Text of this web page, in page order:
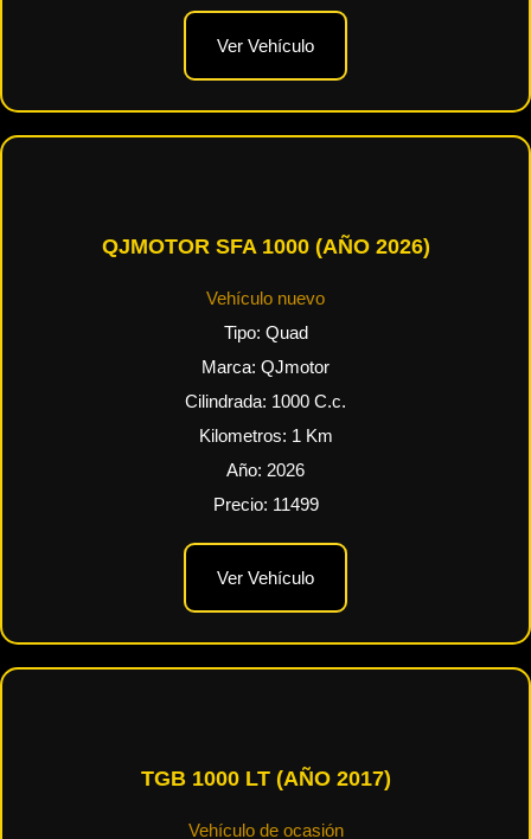
Ver Vehículo
QJMOTOR SFA 1000 (AÑO 2026)
Vehículo nuevo
Tipo: Quad
Marca: QJmotor
Cilindrada: 1000 C.c.
Kilometros: 1 Km
Año: 2026
Precio: 11499
Ver Vehículo
TGB 1000 LT (AÑO 2017)
Vehículo de ocasión